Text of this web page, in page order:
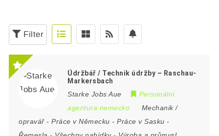
Filter
Údržbář / Technik údržby – Raschau-
Markersbach
Starke Jobs Aue
Personální
agentura nemecko
Mechanik /
opravář-Práce v Německu -Práce v Sasku -